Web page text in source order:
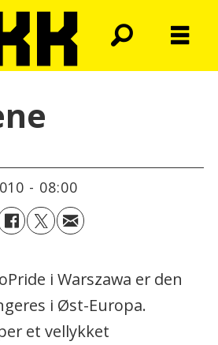
- 08:00
i Warszawa er den
i Øst-Europa.
et vellykket